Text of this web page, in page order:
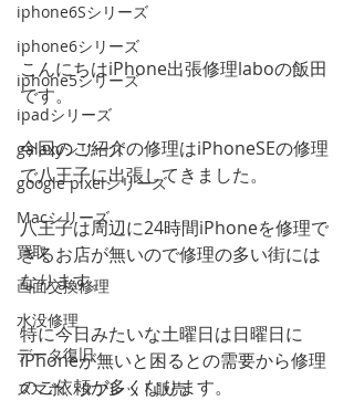
iphone6Sシリーズ
iphone6シリーズ
iphone5シリーズ
ipadシリーズ
galaxyシリーズ
google pixelシリーズ
Macシリーズ
買取
画面交換修理
水没修理
データ復旧
スマホ、タブレット販売
こんにちはiPhone出張修理laboの飯田
です。
今回のご紹介の修理はiPhoneSEの修理
で八王子に出張してきました。
八王子は周辺に24時間iPhoneを修理で
きるお店が無いので修理の多い街には
なります。
特に今日みたいな土曜日は日曜日に
iPhoneが無いと困るとの需要から修理
のご依頼が多くなります。